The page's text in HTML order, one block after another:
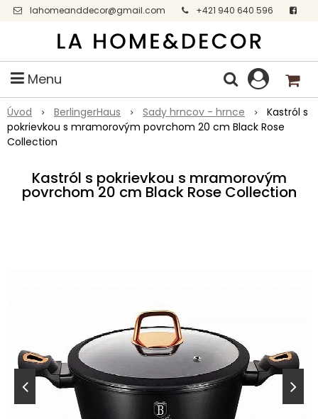
lahomeanddecor@gmail.com
+421 940 640 596
Facebook
Menu
Úvod BerlingerHaus Sady hrncov - hrnce
Kastról s
pokrievkou s mramorovým povrchom 20 cm Black Rose
Collection
Kastról s pokrievkou s mramorovým
povrchom 20 cm Black Rose Collection